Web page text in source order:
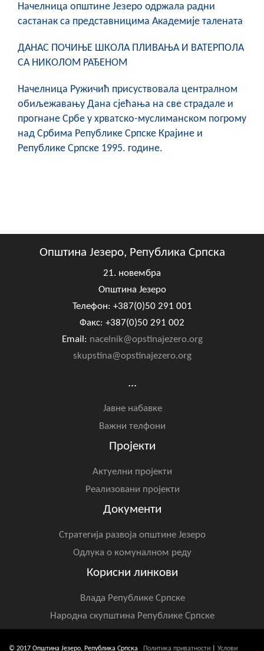
Спорт
ЦИВИЛНА ЗАШТИТА
Начелница општине Језеро одржала радни
састанак са представницима Академије талената
ДАНАС ПОЧИЊЕ ШКОЛА ПЛИВАЊА И ВАТЕРПОЛА
СА НИКОЛОМ РАЂЕНОМ
Начелница Ружичић присуствовала централном
обиљежавању Дана сјећања на све страдале и
прогнане Србе у хрватско-муслиманском погрому
над Србима Републике Српске Крајине и
Републике Српске 1995. године.
Општина Језеро, Република Српска
21. новембра
Општина Језеро
Телефон: +387(0)50 291 001
Факс: +387(0)50 291 002
Email: nacelnik@opstinajezero.org
skupstina@opstinajezero.org
...
Јавне набавке
Важни телфони
Пројекти
Актуелни пројекти
Реализовани пројекти
Документи
Стратегија развоја општине Језеро
Одлука о комуналном реду
Корисни линкови
Влада Републике Српске
Народна скупштина Републике Српске
© 2017 Општина Језеро, Република Српска Политика приватности Услови